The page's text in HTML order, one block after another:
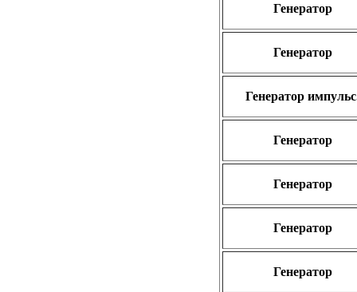
Генератор
Генератор
Генератор
Генератор
Генератор
Генератор
Генератор